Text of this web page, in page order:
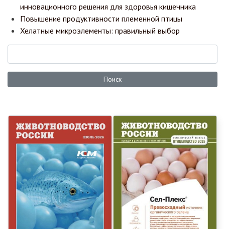
инновационного решения для здоровья кишечника
Повышение продуктивности племенной птицы
Хелатные микроэлементы: правильный выбор
Поиск